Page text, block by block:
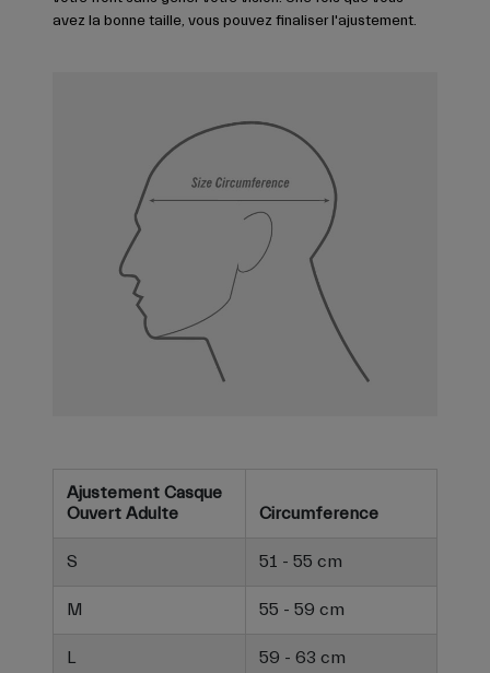
avez la bonne taille, vous pouvez finaliser l'ajustement.
Ajustement Casque
Ouvert Adulte
Circumference
S 51 - 55 cm
M 55 - 59 cm
L 59 - 63 cm